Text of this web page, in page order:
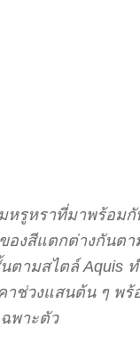
หรูหราที่มาพร้อมกั
องสีแตกต่างกันต
ามสไตล์ Aquis
ช่วงแสนต้น ๆ พร้
พาะตัว